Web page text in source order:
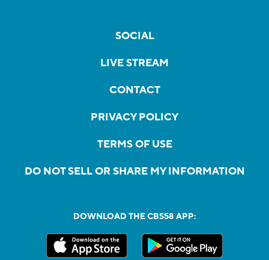
SOCIAL
LIVE STREAM
CONTACT
PRIVACY POLICY
TERMS OF USE
DO NOT SELL OR SHARE MY INFORMATION
DOWNLOAD THE CBS58 APP: